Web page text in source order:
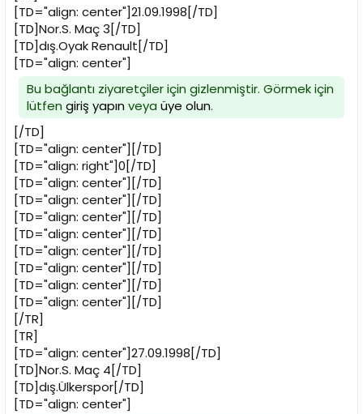
[TD="align: center"]21.09.1998[/TD]
[TD]Nor.S. Maç 3[/TD]
[TD]dış.Oyak Renault[/TD]
[TD="align: center"]
Bu bağlantı ziyaretçiler için gizlenmiştir. Görmek için
lütfen giriş yapınveya üye olun.
[/TD]
[TD="align: center"][/TD]
[TD="align: right"]0[/TD]
[TD="align: center"][/TD]
[TD="align: center"][/TD]
[TD="align: center"][/TD]
[TD="align: center"][/TD]
[TD="align: center"][/TD]
[TD="align: center"][/TD]
[TD="align: center"][/TD]
[TD="align: center"][/TD]
[/TR]
[TR]
[TD="align: center"]27.09.1998[/TD]
[TD]Nor.S. Maç 4[/TD]
[TD]dış.Ülkerspor[/TD]
[TD="align: center"]